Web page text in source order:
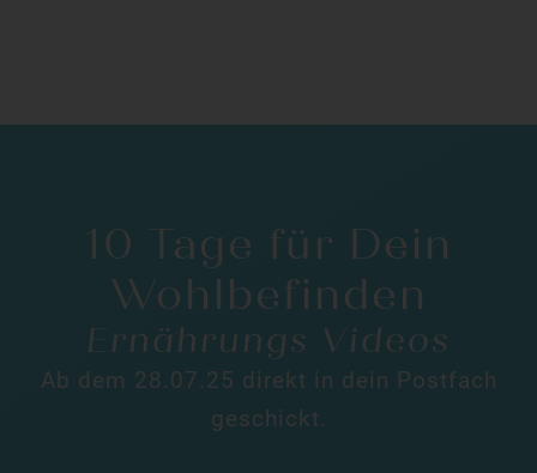
10 Tage für Dein
Wohlbefinden
Ernährungs Videos
Ab dem 28.07.25 direkt in dein Postfach
geschickt.